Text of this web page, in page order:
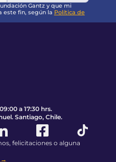
Gantz y que mi
este fin, según la Política de
a 17:30 hrs.
Santiago, Chile.
felicitaciones o alguna
→